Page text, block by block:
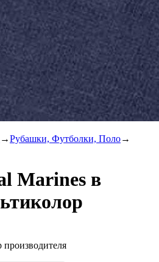
Рубашки, Футболки, Поло
Marines в
производителя